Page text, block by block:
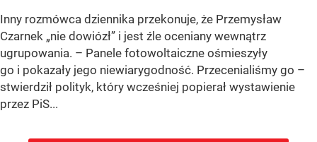
Inny rozmówca dziennika przekonuje, że Przemysław
Czarnek „nie dowiózł” i jest źle oceniany wewnątrz
ugrupowania. – Panele fotowoltaiczne ośmieszyły
go i pokazały jego niewiarygodność. Przecenialiśmy go –
stwierdził polityk, który wcześniej popierał wystawienie
przez PiS...